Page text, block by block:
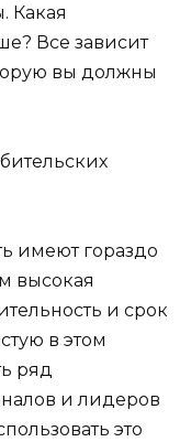
Какая
Все зависит
вы должны
имеют гораздо
высокая
и срок
в этом
ряд
и лидеров
это